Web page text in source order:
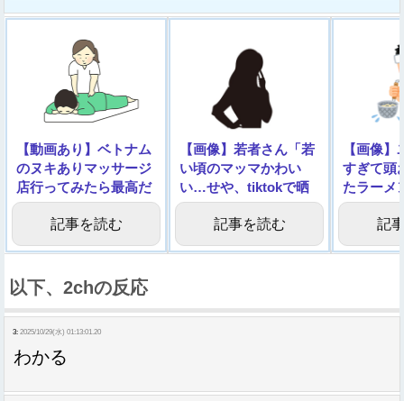
【動画あり】ベトナム
のヌキありマッサージ
店行ってみたら最高だ
った・・・
記事を読む
【画像】若者さん「若
い頃のマッマかわい
い…せや、tiktokで晒
したろ！」
記事を読む
【画像
すぎて頭
たラーメ
ｗｗｗｗ
記
以下、2chの反応
3: 2025/10/29(水) 01:13:01.20
わかる